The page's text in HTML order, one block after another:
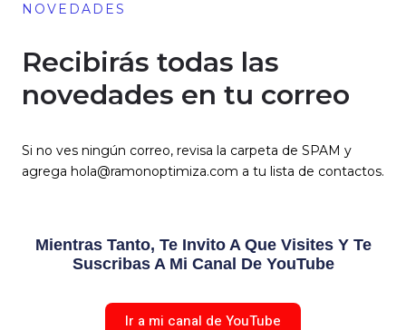
NOVEDADES
Recibirás todas las
novedades en tu correo
Si no ves ningún correo, revisa la carpeta de SPAM y
agrega hola@ramonoptimiza.com a tu lista de contactos.
Mientras Tanto, Te Invito A Que Visites Y Te
Suscribas A Mi Canal De YouTube
Ir a mi canal de YouTube